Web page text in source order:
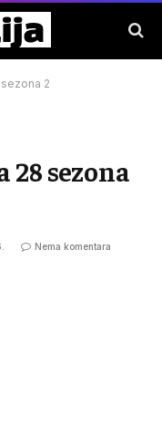
2
28 sezona
Nema komentara